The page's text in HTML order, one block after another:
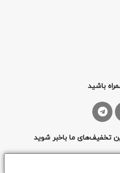
باشید
تخفیف‌های ما باخبر شوید